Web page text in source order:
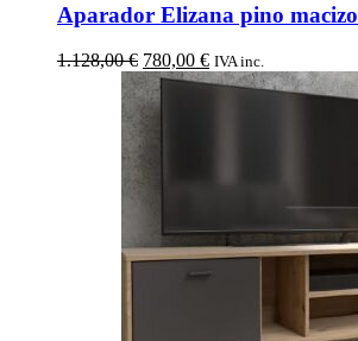
Aparador Elizana pino macizo
1.128,00€ El
precio
original
780,00 €El
precio
IVA inc.